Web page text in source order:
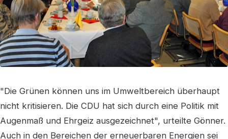
"Die Grünen können uns im Umweltbereich überhaupt
nicht kritisieren. Die CDU hat sich durch eine Politik mit
Augenmaß und Ehrgeiz ausgezeichnet", urteilte Gönner.
Auch in den Bereichen der erneuerbaren Energien sei